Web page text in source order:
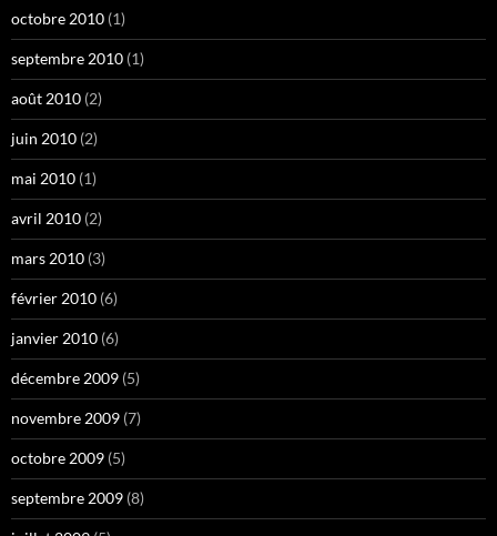
octobre 2010 (1)
septembre 2010 (1)
août 2010 (2)
juin 2010 (2)
mai 2010 (1)
avril 2010 (2)
mars 2010 (3)
février 2010 (6)
janvier 2010 (6)
décembre 2009 (5)
novembre 2009 (7)
octobre 2009 (5)
septembre 2009 (8)